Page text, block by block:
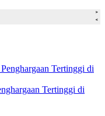
Tertinggi di